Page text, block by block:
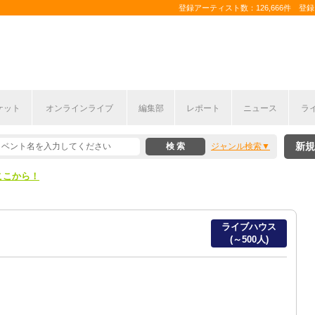
登録アーティスト数：126,666件 登
ット オンラインライブ 編集部 レポート ニュース ラ
ジャンル検索
半期編発表！
から！
新
ライブハウス
(～500人)